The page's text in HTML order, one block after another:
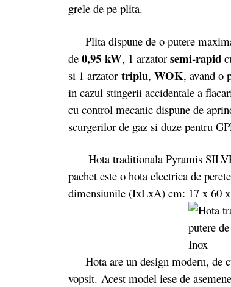
grele de pe plita.
Plita dispune de o putere
de 0,95 kW, 1 arzator semi-rapid
si 1 arzator triplu, WOK, avand o
in cazul stingerii accidentale a
cu control mecanic dispune de
scurgerilor de gaz si duze pentru
Hota traditionala Pyramis
pachet este o hota electrica de
dimensiunile (IxLxA) cm: 17 x 60
Hota are un design modern, de
vopsit. Acest model iese de